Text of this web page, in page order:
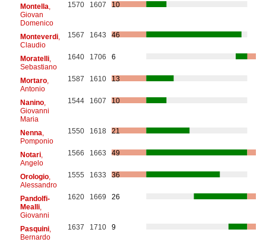
Montella
Giovan
Domenico
1570 1607 10
Monteverdi,
Claudio
1567 1643 46
Moratelli,
Sebastiano
1640 1706 6
Mortaro,
Antonio
1587 1610 13
Nanino,
Giovanni
Maria
1544 1607 10
Nenna
Pomponio
1550 1618 21
Notari,
Angelo
1566 1663 49
Orologio,
Alessandro
1555 1633 36
Pandolfi-
Mealli,
Giovanni
1620 1669 26
Pasquini,
Bernardo
1637 1710 9